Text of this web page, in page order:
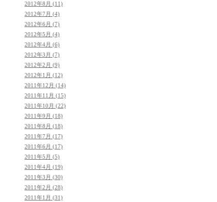
2012年8月 (11)
2012年7月 (4)
2012年6月 (7)
2012年5月 (4)
2012年4月 (6)
2012年3月 (7)
2012年2月 (9)
2012年1月 (12)
2011年12月 (14)
2011年11月 (15)
2011年10月 (22)
2011年9月 (18)
2011年8月 (18)
2011年7月 (17)
2011年6月 (17)
2011年5月 (5)
2011年4月 (19)
2011年3月 (30)
2011年2月 (28)
2011年1月 (31)